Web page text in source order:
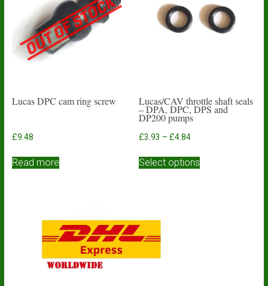
Lucas DPC cam ring screw
£9.48
Read more
Lucas/CAV throttle shaft seals
– DPA, DPC, DPS and
DP200 pumps
£3.93 – £4.84Price
£3.93
Select options